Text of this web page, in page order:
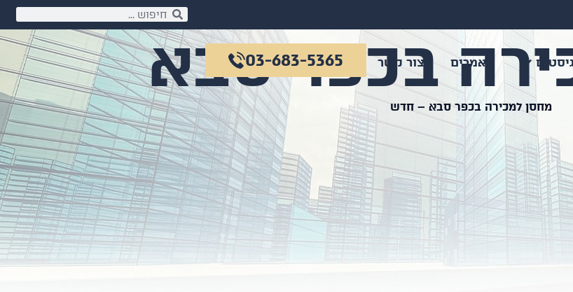
מאמרים צור קשר 03-683-5365
בכפר סבא
מחסן למכירה בכפר סבא – חדש